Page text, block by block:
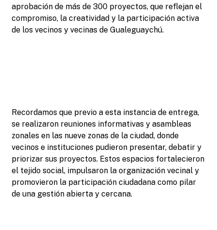
aprobación de más de 300 proyectos, que reflejan el
compromiso, la creatividad y la participación activa
de los vecinos y vecinas de Gualeguaychú.
Recordamos que previo a esta instancia de entrega,
se realizaron reuniones informativas y asambleas
zonales en las nueve zonas de la ciudad, donde
vecinos e instituciones pudieron presentar, debatir y
priorizar sus proyectos. Estos espacios fortalecieron
el tejido social, impulsaron la organización vecinal y
promovieron la participación ciudadana como pilar
de una gestión abierta y cercana.